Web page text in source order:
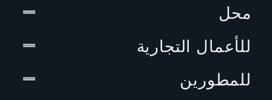
محل
للأعمال التجارية
للمطورين